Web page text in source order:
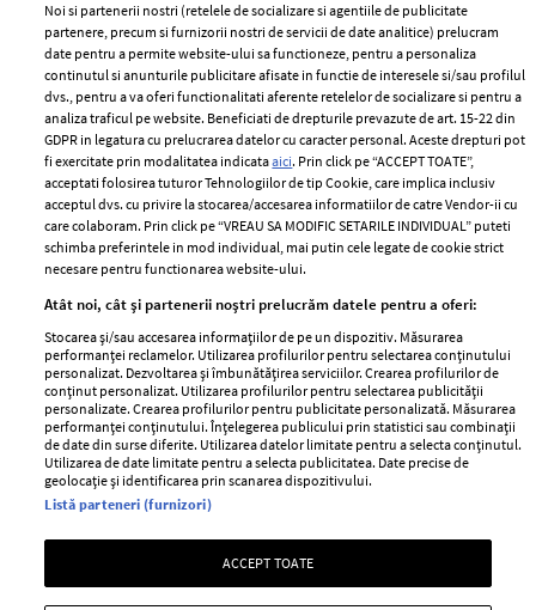
ELLE Style Awards
2024
Despre ELLE
Romania
Contact
Abonamente
Termeni si conditii
Politica de
confidențialitate
Politica de cookies
Publicitate
GSP
Unica
Baby
Retete
femei
Viva
Avantaje
Retete practice
Pariază responsabil! Decizia ONJN nr. 821/25.09.2025.
Jocurile de noroc sunt interzise minorilor.
Noi si partenerii nostri (retelele de socializare si agentiile de publicitate
partenere, precum si furnizorii nostri de servicii de date analitice) prelucram
date pentru a permite website-ului sa functioneze, pentru a personaliza
continutul si anunturile publicitare afisate in functie de interesele si/sau profilul
dvs., pentru a va oferi functionalitati aferente retelelor de socializare si pentru a
analiza traficul pe website. Beneficiati de drepturile prevazute de art. 15-22 din
GDPR in legatura cu prelucrarea datelor cu caracter personal. Aceste drepturi pot
fi exercitate prin modalitatea indicataaici. Prin click pe “ACCEPT TOATE”,
acceptati folosirea tuturor Tehnologiilor de tip Cookie, care implica inclusiv
acceptul dvs. cu privire la stocarea/accesarea informatiilor de catre Vendor-ii cu
care colaboram. Prin click pe “VREAU SA MODIFIC SETARILE INDIVIDUAL” puteti
schimba preferintele in mod individual, mai putin cele legate de cookie strict
necesare pentru functionarea website-ului.
Atât noi, cât și partenerii noștri prelucrăm datele pentru a oferi:
Stocarea și/sau accesarea informațiilor de pe un dispozitiv. Măsurarea
performanței reclamelor. Utilizarea profilurilor pentru selectarea conținutului
personalizat. Dezvoltarea și îmbunătățirea serviciilor. Crearea profilurilor de
conținut personalizat. Utilizarea profilurilor pentru selectarea publicității
personalizate. Crearea profilurilor pentru publicitate personalizată. Măsurarea
performanței conținutului. Înțelegerea publicului prin statistici sau combinații
de date din surse diferite. Utilizarea datelor limitate pentru a selecta conținutul.
Utilizarea de date limitate pentru a selecta publicitatea. Date precise de
geolocație și identificarea prin scanarea dispozitivului.
Listă parteneri (furnizori)
ACCEPT TOATE